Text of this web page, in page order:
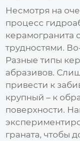
Несмотря на
процесс
керамогранита
трудностями.
Разные типы
абразивов.
привести к
крупный – к
поверхности.
граната, чтобы